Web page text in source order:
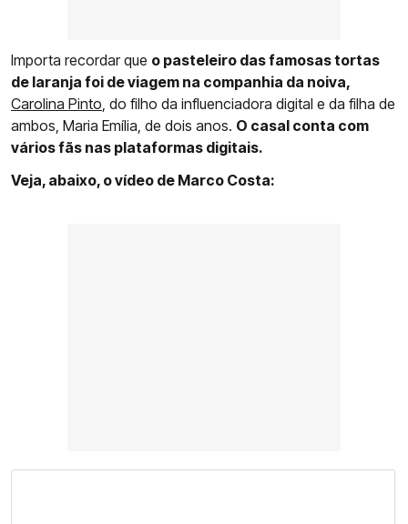
Importa recordar que o pasteleiro das famosas tortas
de laranja foi de viagem na companhia da noiva,
Carolina Pinto , do filho da influenciadora digital e da filha de
ambos, Maria Emília, de dois anos. O casal conta com
vários fãs nas plataformas digitais.
Veja, abaixo, o vídeo de Marco Costa: